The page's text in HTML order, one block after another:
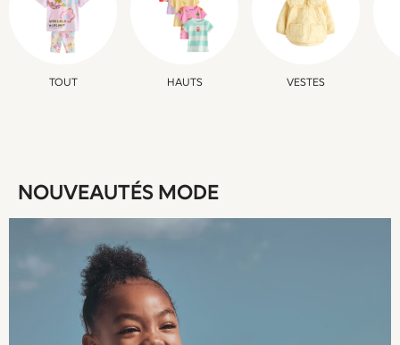
Wellies
Wide Fit
Multipack Leggings
Multipack T-Shirts
Parkas
Puffers
Shackets
All Underwear
Pyjamas
Thermals
Socks & Tights
TOUT HAUTS VESTES
NOUVEAUTÉS MODE